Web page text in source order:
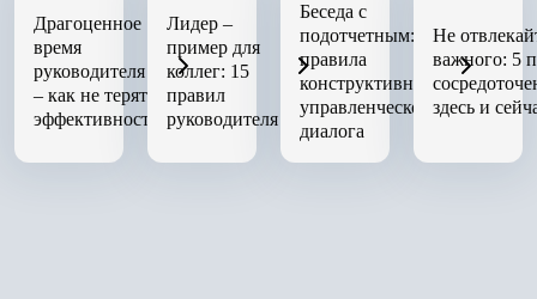
Драгоценное
время
руководителя
– как не терять
эффективность
Лидер –
пример для
коллег: 15
правил
руководителя
Беседа с
подотчетным:
правила
конструктивного
управленческого
диалога
Не
важного: 5
здесь и